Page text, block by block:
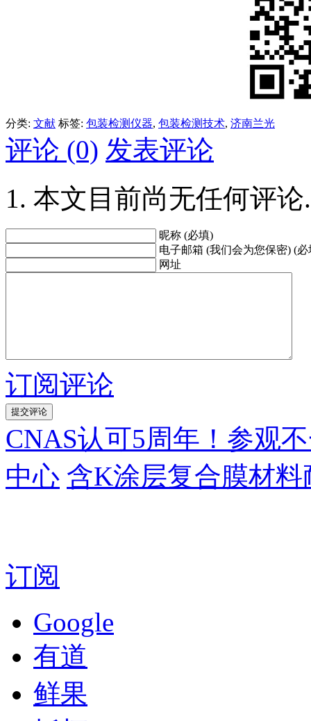
分类: 文献 标签: 包装检测仪器, 包装检测技术, 济南兰光
评论 (0) 发表评论
本文目前尚无任何评论.
昵称 (必填)
电子邮箱 (我们会为您保密) (必
网址
订阅评论
CNAS认可5周年！参观
中心 含K涂层复合膜材
订阅
Google
有道
鲜果